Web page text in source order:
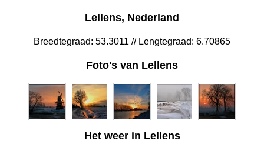
Lellens, Nederland
Breedtegraad: 53.3011 // Lengtegraad: 6.70865
Foto's van Lellens
Het weer in Lellens